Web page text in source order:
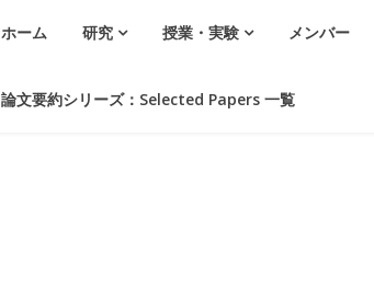
ホーム 研究 授業・実験 メンバー
論文要約シリーズ：Selected Papers 一覧